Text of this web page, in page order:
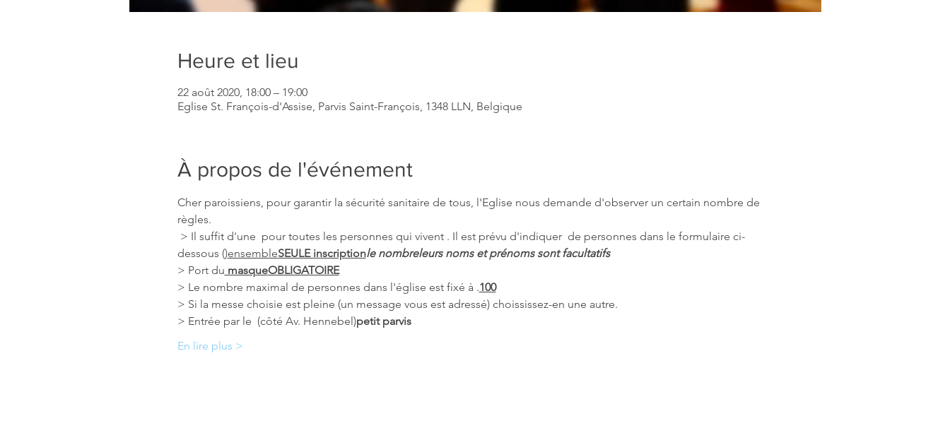
Heure et lieu
22 août 2020, 18:00 – 19:00
Eglise St. François-d'Assise, Parvis Saint-François, 1348 LLN, Belgique
À propos de l'événement
Cher paroissiens, pour garantir la sécurité sanitaire de tous, l'Eglise nous demande d'observer un certain nombre de
règles.
> Il suffit d'une pour toutes les personnes qui vivent . Il est prévu d'indiquer de personnes dans le formulaire ci-
dessous ()ensembleSEULE inscriptionle nombreleurs noms et prénoms sont facultatifs
> Port du masqueOBLIGATOIRE
> Le nombre maximal de personnes dans l'église est fixé à .100
> Si la messe choisie est pleine (un message vous est adressé) choississez-en une autre.
> Entrée par le (côté Av. Hennebel)petit parvis
En lire plus >